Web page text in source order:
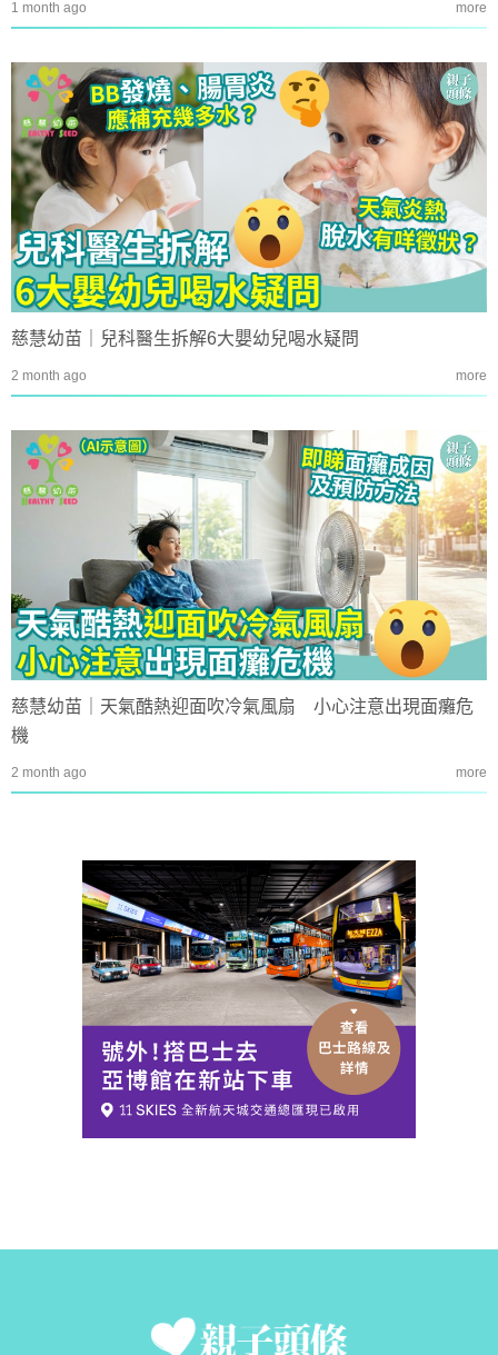
1 month ago more
慈慧幼苗｜兒科醫生拆解6大嬰幼兒喝水疑問
2 month ago more
慈慧幼苗｜天氣酷熱迎面吹冷氣風扇 小心注意出現面癱危
機
2 month ago more